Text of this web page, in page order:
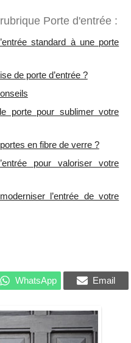
Porte d'entrée :
standard à une porte
de porte d’entrée ?
porte pour sublimer votre
en fibre de verre ?
pour valoriser votre
l’entrée de votre
WhatsApp Email